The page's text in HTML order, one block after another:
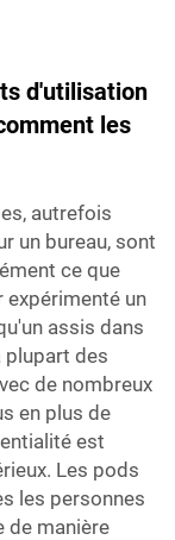
d'utilisation
les
autrefois
un bureau, sont
ce que
expérimenté un
assis dans
plupart des
de nombreux
en plus de
est
Les pods
les personnes
de manière